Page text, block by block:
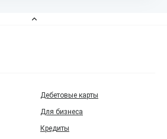
Дебетовые карты
Для бизнеса
Кредиты